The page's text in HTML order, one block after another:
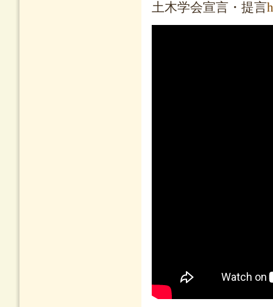
土木学会宣言・提言